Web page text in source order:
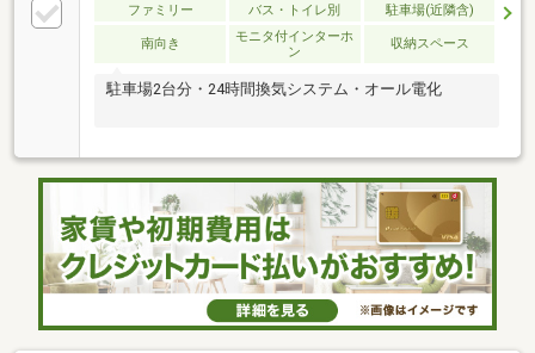
ファミリー バス・トイレ別 駐車場(近隣含)
南向き
モニタ付インターホ
ン
収納スペース
駐車場2台分・24時間換気システム・オール電化